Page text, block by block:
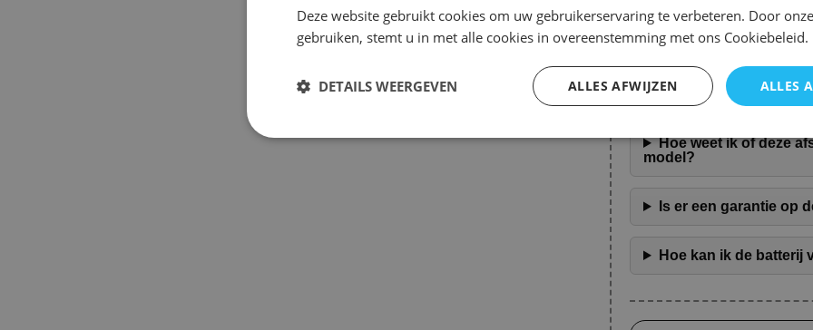
Met een ergonomisch
hand. De knoppen zijn
zorgt voor een
Veelgestelde Vragen over
Hoe weet ik of deze
model?
Is er een garantie op
Hoe kan ik de batterij
Deze website gebruikt cookies om uw gebruikerservaring te verbeteren. Door
gebruiken, stemt u in met alle cookies in overeenstemming met ons Cookiebeleid.
ALLES
ALLES AFWIJZEN
DETAILS WEERGEVEN